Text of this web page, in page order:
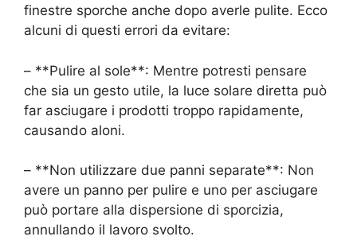
finestre sporche anche dopo averle pulite. Ecco
alcuni di questi errori da evitare:
– **Pulire al sole**: Mentre potresti pensare
che sia un gesto utile, la luce solare diretta può
far asciugare i prodotti troppo rapidamente,
causando aloni.
– **Non utilizzare due panni separate**: Non
avere un panno per pulire e uno per asciugare
può portare alla dispersione di sporcizia,
annullando il lavoro svolto.